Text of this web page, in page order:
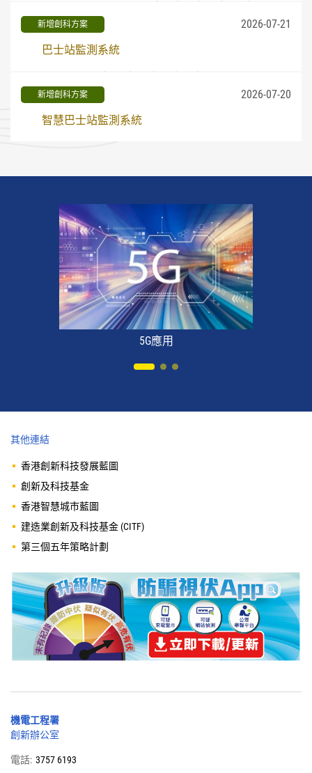
新增創科方案
巴士站監測系統
2026-07-21
新增創科方案
智慧巴士站監測系統
2026-07-20
5G應用
其他連結
香港創新科技發展藍圖
創新及科技基金
香港智慧城市藍圖
建造業創新及科技基金 (CITF)
第三個五年策略計劃
機電工程署
創新辦公室
電話: 3757 6193